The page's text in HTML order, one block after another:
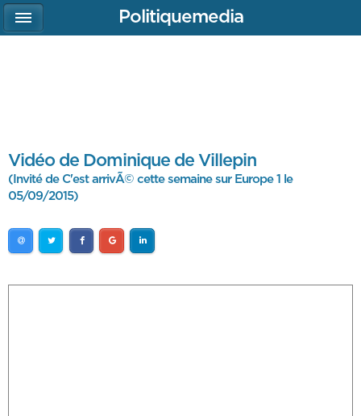
Vidéo de Dominique de Villepin
(Invité de C'est arrivÃ© cette semaine sur Europe 1 le
05/09/2015)
Politiquemedia